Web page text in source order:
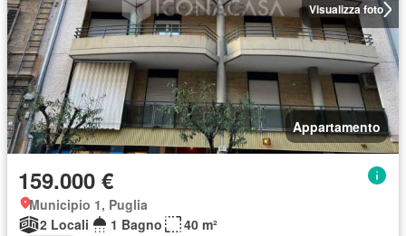
Visualizza foto
Appartamento
159.000 €
Municipio 1, Puglia
2 Locali
1 Bagno
40 m²